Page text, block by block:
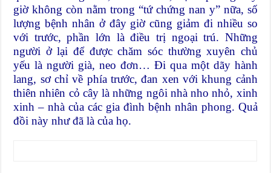
giờ không còn nằm trong “tứ chứng nan y” nữa, số
lượng bệnh nhân ở đây giờ cũng giảm đi nhiều so
với trước, phần lớn là điều trị ngoại trú. Những
người ở lại để được chăm sóc thường xuyên chủ
yếu là người già, neo đơn… Ði qua một dãy hành
lang, sơ chỉ về phía trước, đan xen với khung cảnh
thiên nhiên cỏ cây là những ngôi nhà nho nhỏ, xinh
xinh – nhà của các gia đình bệnh nhân phong. Quả
đồi này như đã là của họ.